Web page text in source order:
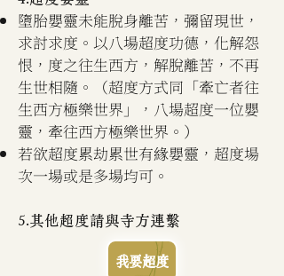
墮胎嬰靈未能脫身離苦，彌留現世，
求討求度。以八場超度功德，化解怨
恨，度之往生西方，解脫離苦，不再
生世相隨。（超度方式同「牽亡者往
生西方極樂世界」，八場超度一位嬰
靈，牽往西方極樂世界。）
若欲超度累劫累世有緣嬰靈，超度場
次一場或是多場均可。
5.其他超度請與寺方連繫
我要超度